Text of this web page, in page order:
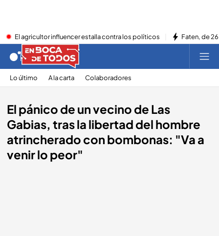
El agricultor influencer estalla contra los políticos Faten, de
Lo último A la carta Colaboradores
El pánico de un vecino de Las
Gabias, tras la libertad del hombre
atrincherado con bombonas: "Va a
venir lo peor"